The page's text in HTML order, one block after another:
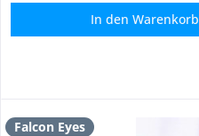
In den Warenkorb
Falcon Eyes